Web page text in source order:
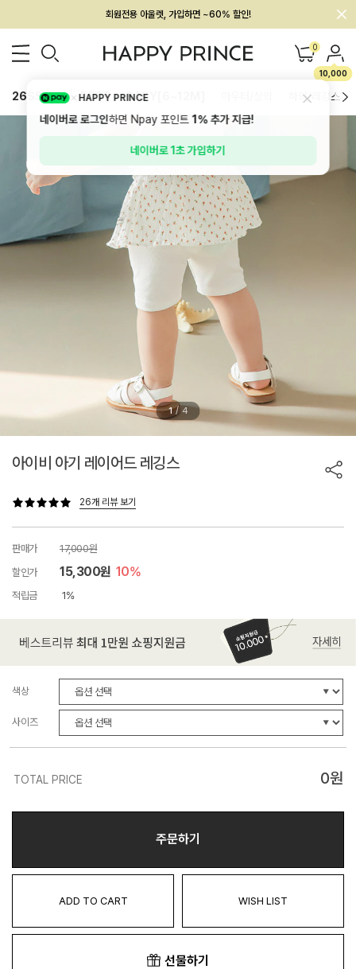
회원전용 아울렛, 가입하면 ~60% 할인!
멤버십 최대 28,000원 혜택 0
10,000
26SS 신상 BEST BABY[6~12M] 하의/레깅스
1 / 4
아이비 아기 레이어드 레깅스
26개 리뷰 보기
판매가
17,000원
할인가
15,300원 10%
적립금 1%
색상
사이즈
TOTAL PRICE 0원
주문하기
ADD TO CART WISH LIST
선물하기
HAPPY PRINCE
네이버로 로그인하면 Npay 포인트1%추가 지급!
네이버로 1초 가입하기